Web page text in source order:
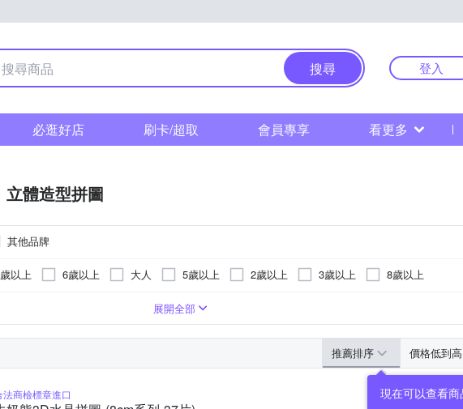
搜尋 登入
必逛好店 刷卡/超取 會員專享 看更多
立體造型拼圖
其他品牌
以上 6歲以上 大人 5歲以上 2歲以上 3歲以上
8歲以上
熱門卡通商品
展開全部
推薦排序 價格低到高
法商檢標章進口